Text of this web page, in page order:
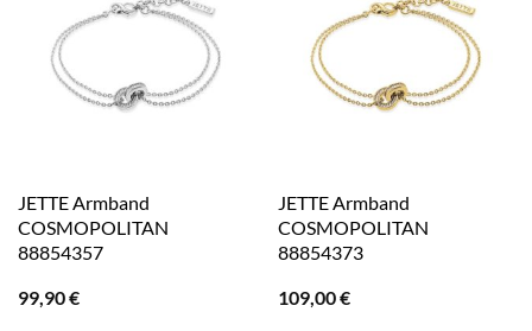
JETTE Armband
COSMOPOLITAN
88854357
99,90€
JETTE Armband
COSMOPOLITAN
88854373
109,00€